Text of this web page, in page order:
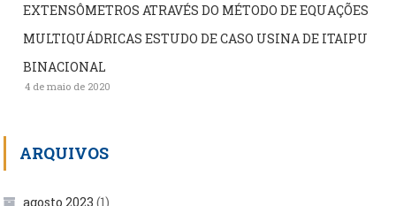
EXTENSÔMETROS ATRAVÉS DO MÉTODO DE EQUAÇÕES
MULTIQUÁDRICAS ESTUDO DE CASO USINA DE ITAIPU
BINACIONAL
4 de maio de 2020
ARQUIVOS
agosto 2023 (1)